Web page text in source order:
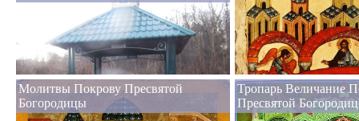
Молитвы Покрову Пресвятой
Богородицы
Тропарь Величание
Пресвятой